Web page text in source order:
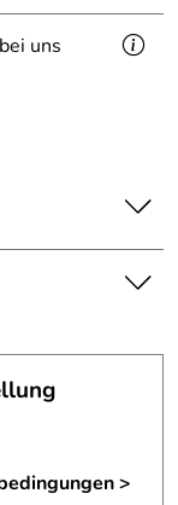
uns
Edelstahl
Klar.
>